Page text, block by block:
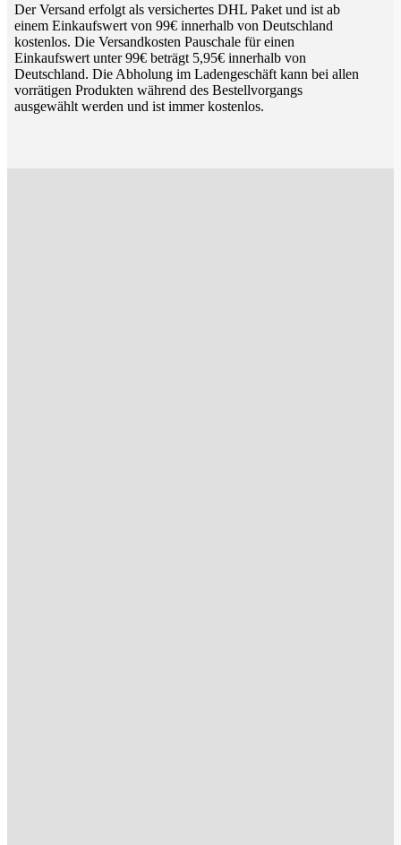
Der Versand erfolgt als versichertes DHL Paket und ist ab
einem Einkaufswert von 99€ innerhalb von Deutschland
kostenlos. Die Versandkosten Pauschale für einen
Einkaufswert unter 99€ beträgt 5,95€ innerhalb von
Deutschland. Die Abholung im Ladengeschäft kann bei allen
vorrätigen Produkten während des Bestellvorgangs
ausgewählt werden und ist immer kostenlos.